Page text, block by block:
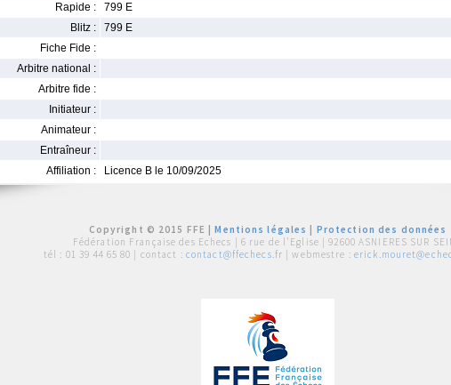
Rapide :
799 E
Blitz :
799 E
Fiche Fide :
Arbitre national :
Arbitre fide :
Initiateur :
Animateur :
Entraîneur :
Affiliation :
Licence B le 10/09/2025
Copyright © 2015 FFE |Mentions légales
Protection des données
Fédération Française des Echecs | 6 rue de l'Eglise | 92600 ASNIERES SUR
tél : 01 39 44 65 80 | contact : contact@ffechecs.fr | webmestre :